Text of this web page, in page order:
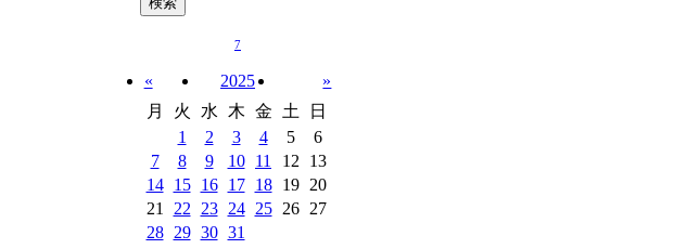
7
« 2025
»
月
火 水 木 金 土
日
1
2 3 4 5
6
7
8 9 10 11 12
13
14
15 16 17 18 19
20
21
22 23 24 25 26
27
28
29 30 31